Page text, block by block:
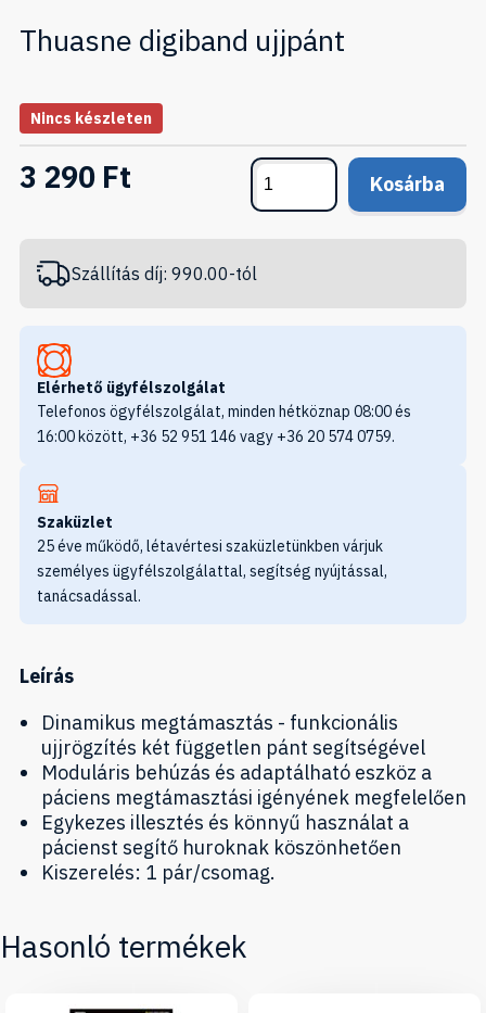
Thuasne digiband ujjpánt
Nincs készleten
3 290 Ft Kosárba
Szállítás díj: 990.00-tól
Elérhető ügyfélszolgálat
Telefonos ögyfélszolgálat, minden hétköznap 08:00 és
16:00 között, +36 52 951 146 vagy +36 20 574 0759.
Szaküzlet
25 éve működő, létavértesi szaküzletünkben várjuk
személyes ügyfélszolgálattal, segítség nyújtással,
tanácsadással.
Leírás
Dinamikus megtámasztás - funkcionális
ujjrögzítés két független pánt segítségével
Moduláris behúzás és adaptálható eszköz a
páciens megtámasztási igényének megfelelően
Egykezes illesztés és könnyű használat a
pácienst segítő huroknak köszönhetően
Kiszerelés: 1 pár/csomag.
Hasonló termékek